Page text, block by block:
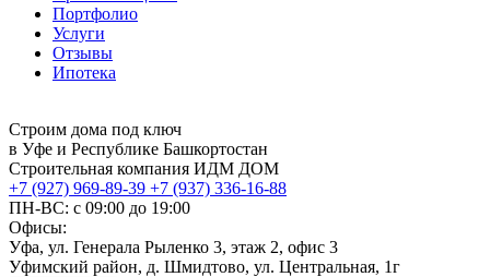
Портфолио
Услуги
Отзывы
Ипотека
Строим дома под ключ
в Уфе и Республике Башкортостан
Строительная компания ИДМ ДОМ
+7 (927) 969-89-39 +7 (937) 336-16-88
ПН-ВС: с 09:00 до 19:00
Офисы:
Уфа, ул. Генерала Рыленко 3, этаж 2, офис 3
Уфимский район, д. Шмидтово, ул. Центральная, 1г